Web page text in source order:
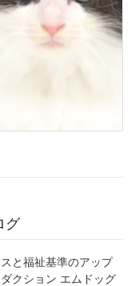
グ
と福祉基準のアップ
クション エムドッグ